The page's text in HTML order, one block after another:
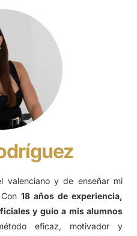
valenciano y de enseñar mi
18 años de experiencia,
y guío a mis alumnos
eficaz, motivador y